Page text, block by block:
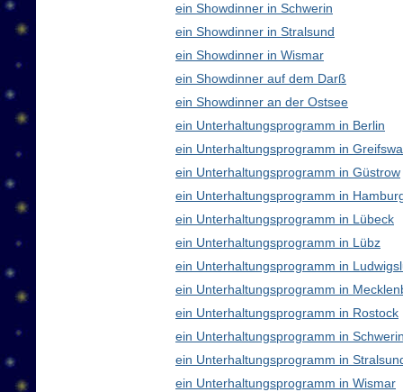
ein Showdinner in Schwerin
ein Showdinner in Stralsund
ein Showdinner in Wismar
ein Showdinner auf dem Darß
ein Showdinner an der Ostsee
ein Unterhaltungsprogramm in Berlin
ein Unterhaltungsprogramm in
ein Unterhaltungsprogramm in Güstrow
ein Unterhaltungsprogramm in
ein Unterhaltungsprogramm in Lübeck
ein Unterhaltungsprogramm in Lübz
ein Unterhaltungsprogramm in
ein Unterhaltungsprogramm in
ein Unterhaltungsprogramm in Rostock
ein Unterhaltungsprogramm in
ein Unterhaltungsprogramm in
ein Unterhaltungsprogramm in Wismar